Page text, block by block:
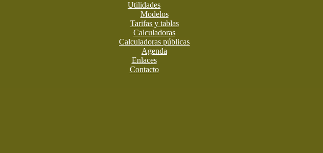
Utilidades
Modelos
Tarifas y tablas
Calculadoras
Calculadoras públicas
Agenda
Enlaces
Contacto